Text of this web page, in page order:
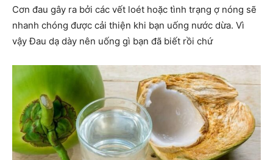
Cơn đau gây ra bởi các vết loét hoặc tình trạng ợ nóng sẽ
nhanh chóng được cải thiện khi bạn uống nước dừa. Vì
vậy Đau dạ dày nên uống gì bạn đã biết rồi chứ